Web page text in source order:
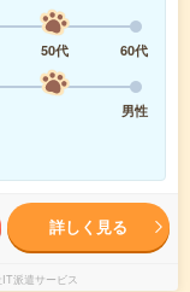
50代
60代
男性
詳しく見る
派遣サービス